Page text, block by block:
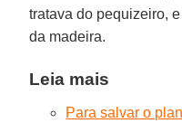
tratava do pequizeiro,
da madeira.
Leia mais
Para salvar o